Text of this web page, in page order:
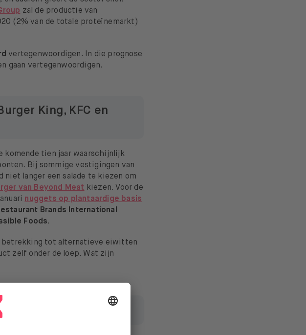
zal de productie van
(2% van de totale proteïnemarkt)
vertegenwoordigen. In die prognose
gaan vertegenwoordigen.
King, KFC en
komende tien jaar waarschijnlijk
Bij sommige vestigingen van
niet langer een salade te kiezen om
van Beyond Meat kiezen. Voor de
nuggets op plantaardige basis
Brands International
Foods.
betrekking tot alternatieve eiwitten
zelf onder de loep. Wat zijn